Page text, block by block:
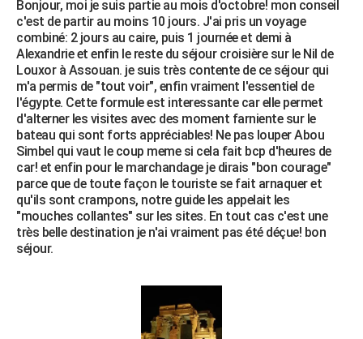
Bonjour, moi je suis partie au mois d'octobre! mon conseil
c'est de partir au moins 10 jours. J'ai pris un voyage
combiné: 2 jours au caire, puis 1 journée et demi à
Alexandrie et enfin le reste du séjour croisière sur le Nil de
Louxor à Assouan. je suis très contente de ce séjour qui
m'a permis de "tout voir", enfin vraiment l'essentiel de
l'égypte. Cette formule est interessante car elle permet
d'alterner les visites avec des moment farniente sur le
bateau qui sont forts appréciables! Ne pas louper Abou
Simbel qui vaut le coup meme si cela fait bcp d'heures de
car! et enfin pour le marchandage je dirais "bon courage"
parce que de toute façon le touriste se fait arnaquer et
qu'ils sont crampons, notre guide les appelait les
"mouches collantes" sur les sites. En tout cas c'est une
très belle destination je n'ai vraiment pas été déçue! bon
séjour.